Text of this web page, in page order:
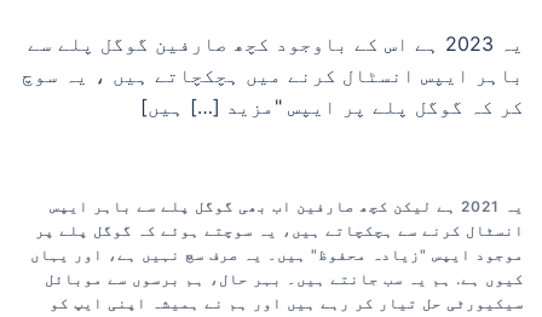
یہ 2023 ہے اس کے باوجود کچھ صارفین گوگل پلے سے
باہر ایپس انسٹال کرنے میں ہچکچاتے ہیں ، یہ سوچ
کر کہ گوگل پلے پر ایپس "مزید […] ہیں]
یہ 2021 ہے لیکن کچھ صارفین اب بھی گوگل پلے سے باہر ایپس
انسٹال کرنے سے ہچکچاتے ہیں، یہ سوچتے ہوئے کہ گوگل پلے پر
موجود ایپس "زیادہ محفوظ" ہیں۔ یہ صرف سچ نہیں ہے، اور یہاں
کیوں ہے. ہم یہ سب جانتے ہیں۔ بہر حال، ہم برسوں سے موبائل
سیکیورٹی حل تیار کر رہے ہیں اور ہم نے ہمیشہ اپنی ایپ کو